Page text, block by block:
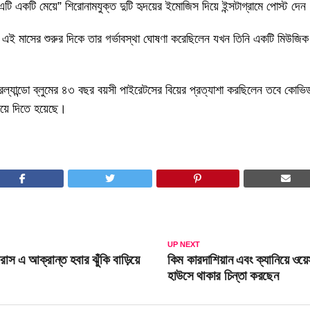
একটি মেয়ে” শিরোনামযুক্ত দুটি হৃদয়ের ইমোজিস দিয়ে ইন্সটাগ্রামে পোস্ট
মাসের শুরুর দিকে তার গর্ভাবস্থা ঘোষণা করেছিলেন যখন তিনি একটি
ব্লুমের ৪৩ বছর বয়সী পাইরেটসের বিয়ের প্রত্যাশা করছিলেন তবে
দিতে হয়েছে।
UP NEXT
কিম কারদাশিয়ান এবং ক্যানিয়ে
হাউসে থাকার চিন্তা করছেন
এ আক্রান্ত হবার ঝুঁকি বাড়িয়ে